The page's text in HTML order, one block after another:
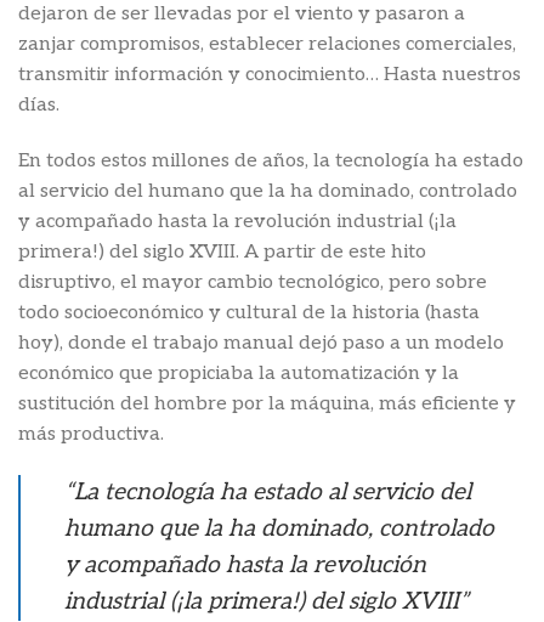
dejaron de ser llevadas por el viento y pasaron a
zanjar compromisos, establecer relaciones comerciales,
transmitir información y conocimiento… Hasta nuestros
días.
En todos estos millones de años, la tecnología ha estado
al servicio del humano que la ha dominado, controlado
y acompañado hasta la revolución industrial (¡la
primera!) del siglo XVIII. A partir de este hito
disruptivo, el mayor cambio tecnológico, pero sobre
todo socioeconómico y cultural de la historia (hasta
hoy), donde el trabajo manual dejó paso a un modelo
económico que propiciaba la automatización y la
sustitución del hombre por la máquina, más eficiente y
más productiva.
“La tecnología ha estado al servicio del
humano que la ha dominado, controlado
y acompañado hasta la revolución
industrial (¡la primera!) del siglo XVIII”